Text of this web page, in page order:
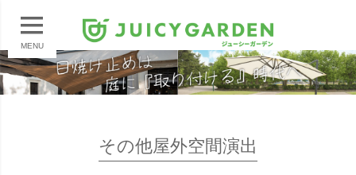
MENU
その他屋外空間演出